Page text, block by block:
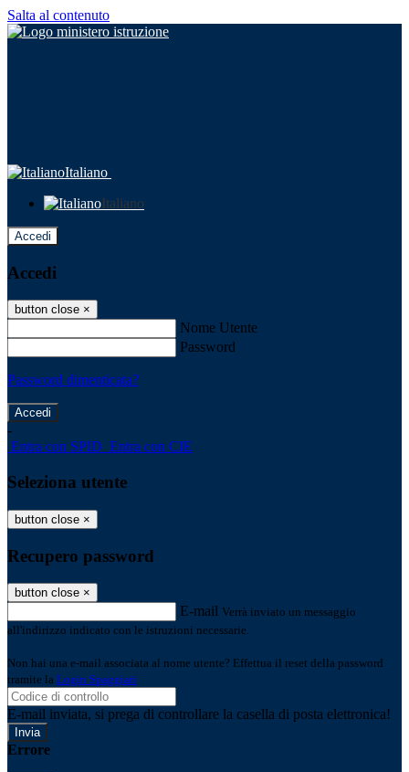
Salta al contenuto
Italiano
Italiano
Accedi
Accedi
button close ×
Nome Utente
Password
Password dimenticata?
-
Entra con SPID Entra con CIE
Seleziona utente
button close ×
Recupero password
button close ×
E-mail Verrà inviato un messaggio
all'indirizzo indicato con le istruzioni necessarie.
Non hai una e-mail associata al nome utente? Effettua il reset della password
tramite la Login Spaggiari
E-mail inviata, si prega di controllare la casella di posta elettronica!
Errore